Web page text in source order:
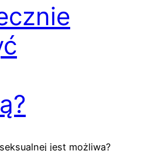
jest możliwa?